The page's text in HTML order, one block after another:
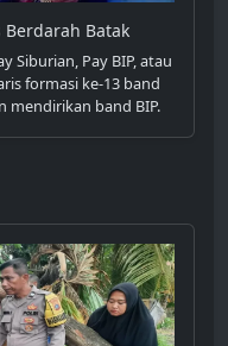
Berdarah Batak
Siburian, Pay BIP, atau
formasi ke-13 band
mendirikan band BIP.